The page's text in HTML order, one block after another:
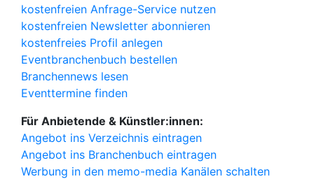
kostenfreien Anfrage-Service nutzen
kostenfreien Newsletter abonnieren
kostenfreies Profil anlegen
Eventbranchenbuch bestellen
Branchennews lesen
Eventtermine finden
Für Anbietende & Künstler:innen:
Angebot ins Verzeichnis eintragen
Angebot ins Branchenbuch eintragen
Werbung in den memo-media Kanälen schalten